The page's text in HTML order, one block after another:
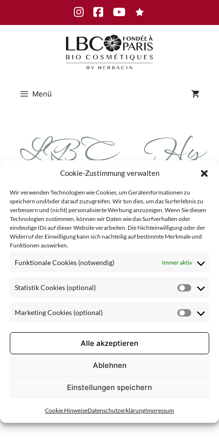
Cookie-Zustimmung verwalten
Wir verwenden Technologien wie Cookies, um Geräteinformationen zu
speichern und/oder darauf zuzugreifen. Wir tun dies, um das Surferlebnis zu
verbessern und (nicht) personalisierte Werbung anzuzeigen. Wenn Sie diesen
Technologien zustimmen, können wir Daten wie das Surfverhalten oder
eindeutige IDs auf dieser Website verarbeiten. Die Nichteinwilligung oder der
Widerruf der Einwilligung kann sich nachteilig auf bestimmte Merkmale und
Funktionen auswirken.
Funktionale Cookies (notwendig) Immer aktiv
Statistik Cookies (optional)
Marketing Cookies (optional)
Alle akzeptieren
Ablehnen
Einstellungen speichern
Cookie HinweiseDatenschutzerklärungImpressum
InstagramFacebookYoutube
Menü
LBC_Hy
drogel Pads
Contour des
Yeux